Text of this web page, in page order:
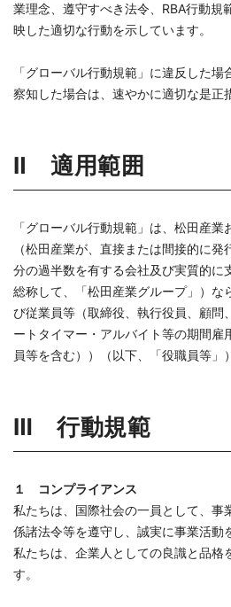
業理念、遵守すべき法令、 RBA行動規
映した適切な行動を示しています。
「グローバル行動規範」に違反した
察知した場合は、速やかに適切な是正
Ⅱ 適用範囲
「グローバル行動規範」は、松田産
（松田産業が、直接または間接的に
分の過半数を有する会社及び実質的に
総称して、「松田産業グループ」）な
び従業員等（取締役、執行役員、顧問
ートタイマー・アルバイト等の期間雇
員等を含む））（以下、「役職員等」
Ⅲ 行動規範
１ コンプライアンス
私たちは、国際社会の一員として、事
係諸法令等を遵守し、誠実に事業活動
私たちは、企業人としての良識と品格
す。